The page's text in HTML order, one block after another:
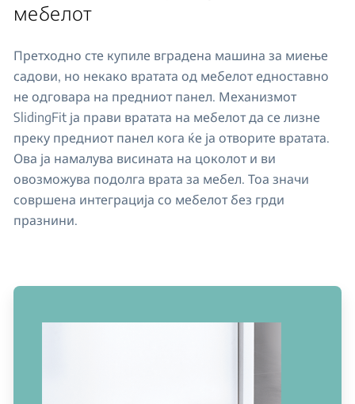
мебелот
Претходно сте купиле вградена машина за миење
садови, но некако вратата од мебелот едноставно
не одговара на предниот панел. Механизмот
SlidingFit ја прави вратата на мебелот да се лизне
преку предниот панел кога ќе ја отворите вратата.
Ова ја намалува висината на цоколот и ви
овозможува подолга врата за мебел. Тоа значи
совршена интеграција со мебелот без грди
празнини.